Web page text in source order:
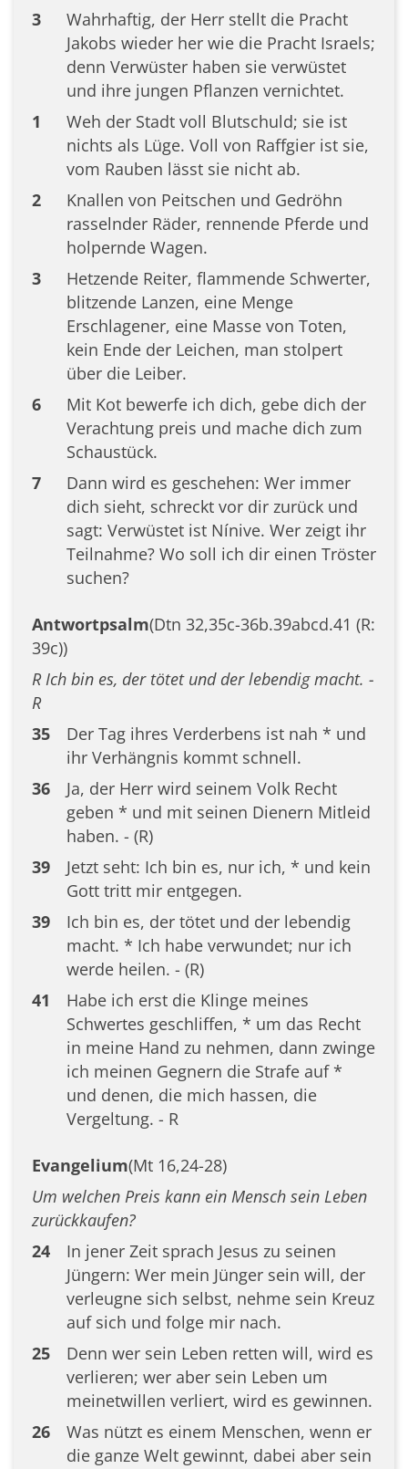
3
Wahrhaftig, der Herr stellt die Pracht
Jakobs wieder her wie die Pracht Israels;
denn Verwüster haben sie verwüstet
und ihre jungen Pflanzen vernichtet.
1
Weh der Stadt voll Blutschuld; sie ist
nichts als Lüge. Voll von Raffgier ist sie,
vom Rauben lässt sie nicht ab.
2
Knallen von Peitschen und Gedröhn
rasselnder Räder, rennende Pferde und
holpernde Wagen.
3
Hetzende Reiter, flammende Schwerter,
blitzende Lanzen, eine Menge
Erschlagener, eine Masse von Toten,
kein Ende der Leichen, man stolpert
über die Leiber.
6
Mit Kot bewerfe ich dich, gebe dich der
Verachtung preis und mache dich zum
Schaustück.
7
Dann wird es geschehen: Wer immer
dich sieht, schreckt vor dir zurück und
sagt: Verwüstet ist Nínive. Wer zeigt ihr
Teilnahme? Wo soll ich dir einen Tröster
suchen?
Antwortpsalm(Dtn 32,35c-36b.39abcd.41 (R:
39c))
R Ich bin es, der tötet und der lebendig macht. -
R
35
Der Tag ihres Verderbens ist nah * und
ihr Verhängnis kommt schnell.
36
Ja, der Herr wird seinem Volk Recht
geben * und mit seinen Dienern Mitleid
haben. - (R)
39
Jetzt seht: Ich bin es, nur ich, * und kein
Gott tritt mir entgegen.
39
Ich bin es, der tötet und der lebendig
macht. * Ich habe verwundet; nur ich
werde heilen. - (R)
41
Habe ich erst die Klinge meines
Schwertes geschliffen, * um das Recht
in meine Hand zu nehmen, dann zwinge
ich meinen Gegnern die Strafe auf *
und denen, die mich hassen, die
Vergeltung. - R
Evangelium(Mt 16,24-28)
Um welchen Preis kann ein Mensch sein Leben
zurückkaufen?
24
In jener Zeit sprach Jesus zu seinen
Jüngern: Wer mein Jünger sein will, der
verleugne sich selbst, nehme sein Kreuz
auf sich und folge mir nach.
25
Denn wer sein Leben retten will, wird es
verlieren; wer aber sein Leben um
meinetwillen verliert, wird es gewinnen.
26
Was nützt es einem Menschen, wenn er
die ganze Welt gewinnt, dabei aber sein